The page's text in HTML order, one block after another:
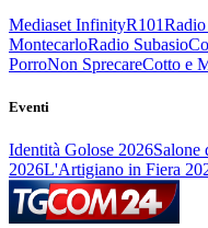
Mediaset InfinityR101
MontecarloRadio Subasio
PorroNon SprecareCotto e
Eventi
Identità Golose 2026Salone
2026L'Artigiano in Fiera